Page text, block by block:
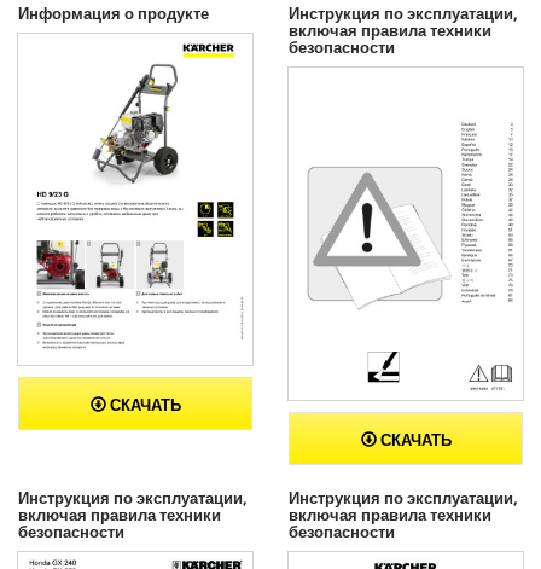
Информация о продукте
СКАЧАТЬ
Инструкция по эксплуатации,
включая правила техники
безопасности
СКАЧАТЬ
Инструкция по эксплуатации,
включая правила техники
безопасности
Инструкция по эксплуатации,
включая правила техники
безопасности